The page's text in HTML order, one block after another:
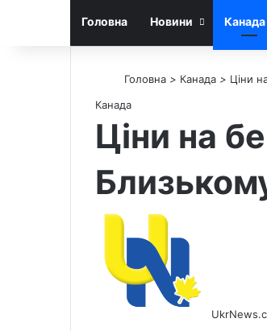
Головна Новини Канада
Головна > Канада > Ціни
Канада
Ціни на